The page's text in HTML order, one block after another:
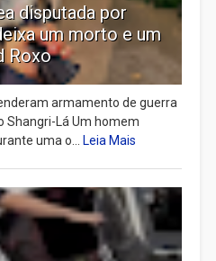
disputada por
um morto e um
Roxo
armamento de guerra
Shangri-Lá Um homem
uma o... Leia Mais